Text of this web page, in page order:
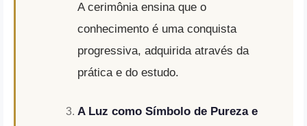
A cerimônia ensina que o
conhecimento é uma conquista
progressiva, adquirida através da
prática e do estudo.
A Luz como Símbolo de Pureza e